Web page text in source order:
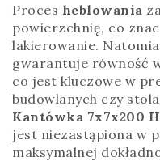
Proces heblowania
powierzchnię, co
lakierowanie.
gwarantuje równość
co jest kluczowe w
budowlanych czy
Kantówka 7x7x200
jest niezastąpiona w
maksymalnej